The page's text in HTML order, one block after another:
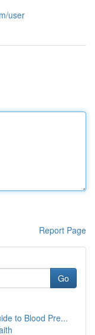
user
Report Page
Go
to Blood Pre...